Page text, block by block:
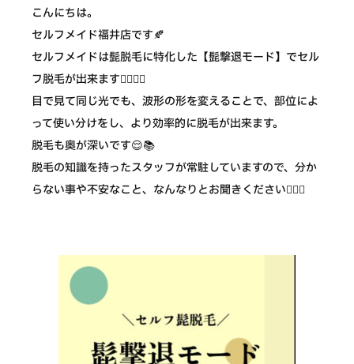
こんにちは。
セルフメイド福井店です🍂
セルフメイドは髭脱毛に特化した【髭撃退モード】でセル
フ脱毛が出来ます🧔🏻‍♂️✨
目で見て同じ光でも、波形の形を変えることで、部位によ
って使い分けをし、より効率的に脱毛が出来ます。
脱毛も奥が深いです😌📚
脱毛の知識を持ったスタッフが常駐していますので、分か
らない事や不安なこと、なんなりとお聞きください💁🏻‍♀️